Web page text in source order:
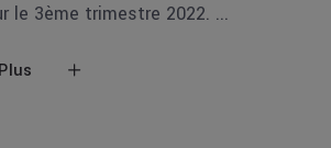
le 3ème trimestre 2022.